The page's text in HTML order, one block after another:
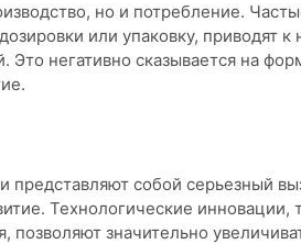
но и потребление.
или упаковку, приводят к
Это негативно сказывается на
представляют собой серьезный
Технологические инновации,
позволяют значительно